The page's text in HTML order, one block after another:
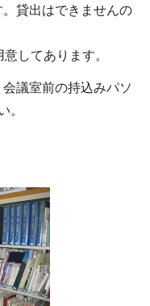
貸出はできませんの
してあります。
議室前の持込みパソ
。